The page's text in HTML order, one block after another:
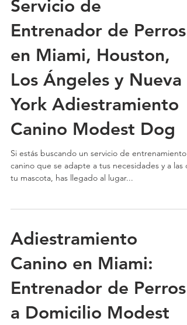
Servicio de
Entrenador de Perros
en Miami, Houston,
Los Ángeles y Nueva
York Adiestramiento
Canino Modest Dog
Si estás buscando un servicio de entrenamiento
Adiestramiento
Canino en Miami:
Entrenador de Perros